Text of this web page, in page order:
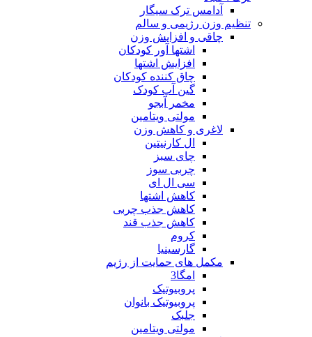
آدامس ترک سیگار
تنظیم وزن رژیمی و سالم
چاقی و افزایش وزن
اشتها آور کودکان
افزایش اشتها
چاق کننده کودکان
گین آپ کودک
مخمر آبجو
مولتی ویتامین
لاغری و کاهش وزن
ال کارنیتین
چای سبز
چربی سوز
سی ال ای
کاهش اشتها
کاهش جذب چربی
کاهش جذب قند
کروم
گارسینیا
مکمل های حمایت از رژیم
امگا3
پروبیوتیک
پروبیوتیک بانوان
جلبک
مولتی ویتامین